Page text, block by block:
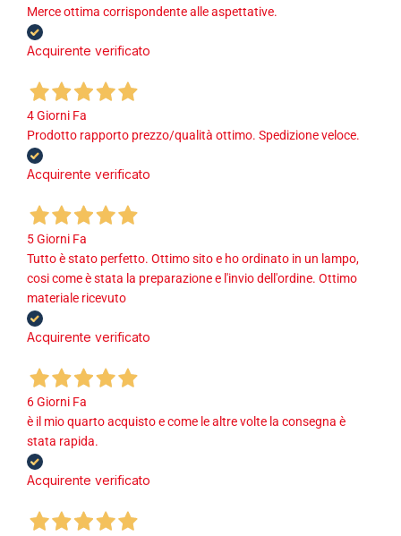
Merce ottima corrispondente alle aspettative.
Acquirente verificato
4 Giorni Fa
Prodotto rapporto prezzo/qualità ottimo. Spedizione veloce.
Acquirente verificato
5 Giorni Fa
Tutto è stato perfetto. Ottimo sito e ho ordinato in un lampo,
cosi come è stata la preparazione e l'invio dell'ordine. Ottimo
materiale ricevuto
Acquirente verificato
6 Giorni Fa
è il mio quarto acquisto e come le altre volte la consegna è
stata rapida.
Acquirente verificato